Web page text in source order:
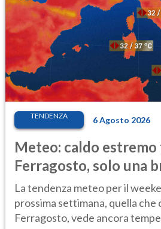
TENDENZA 6 Agosto 2026
Meteo: caldo estremo
Ferragosto, solo una
Ecco dove
La tendenza meteo per il
prossima settimana, quella che
Ferragosto, vede ancora